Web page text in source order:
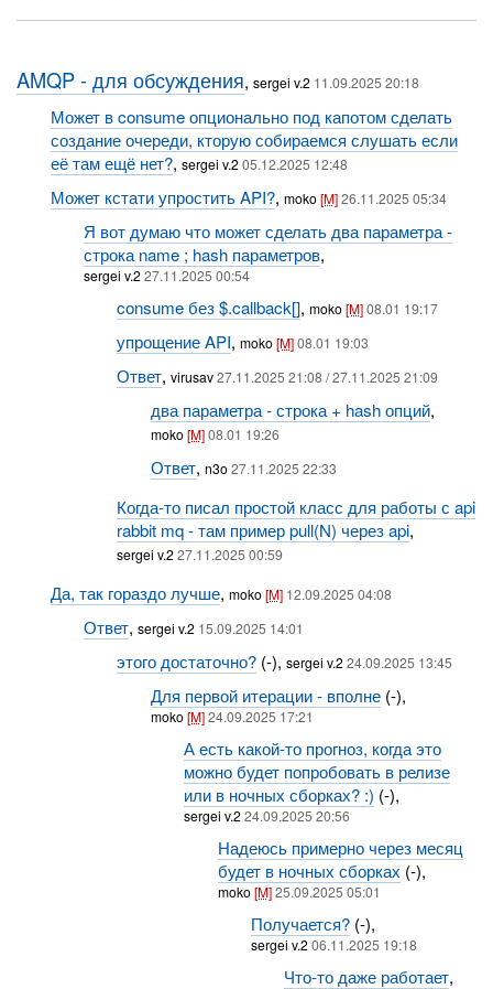
AMQP - для обсуждения,sergei v.2 11.09.2025 20:18
Может в consume опционально под капотом сделать
создание очереди, кторую собираемся слушать если
её там ещё нет?, sergei v.205.12.2025 12:48
Может кстати упростить API?, moko[M] 26.11.2025 05:34
Я вот думаю что может сделать два параметра -
строка name ; hash параметров,
sergei v.227.11.2025 00:54
consume без $.callback[],moko[M]08.01 19:17
упрощение API,moko[M]08.01 19:03
Ответ,virusav27.11.2025 21:08 / 27.11.2025 21:09
два параметра - строка + hash опций,
moko[M]08.01 19:26
Ответ, n3o27.11.2025 22:33
Когда-то писал простой класс для работы с api
rabbit mq - там пример pull(N) через api,
sergei v.227.11.2025 00:59
Да, так гораздо лучше, moko[M] 12.09.2025 04:08
Ответ, sergei v.2 15.09.2025 14:01
этого достаточно? (-),sergei v.224.09.2025 13:45
Для первой итерации - вполне(-),
moko[M]24.09.2025 17:21
А есть какой-то прогноз, когда это
можно будет попробовать в релизе
или в ночных сборках? :) (-),
sergei v.224.09.2025 20:56
Надеюсь примерно через месяц
будет в ночных сборках (-),
moko[M] 25.09.2025 05:01
Получается?(-),
sergei v.206.11.2025 19:18
Что-то даже работает,